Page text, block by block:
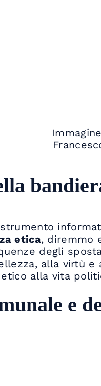
etica, diremmo
degli
alla virtù
alla vita
e